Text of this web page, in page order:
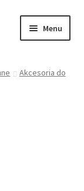
Menu
Akcesoria do